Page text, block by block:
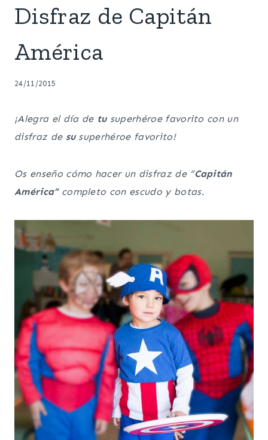
Disfraz de Capitán
América
24/11/2015
¡Alegra el día de tusuperhéroe favorito con un
disfraz de susuperhéroe favorito!
Os enseño cómo hacer un disfraz de “Capitán
América”completo con escudo y botas.